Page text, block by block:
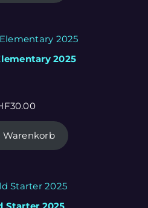
2025
30.00
Warenkorb